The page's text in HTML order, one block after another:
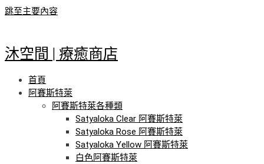
跳至主要內容
沐空間 | 療癒商店
首頁
阿賽斯特萊
阿賽斯特萊各種類
Satyaloka Clear 阿賽斯特萊
Satyaloka Rose 阿賽斯特萊
Satyaloka Yellow 阿賽斯特萊
白色阿賽斯特萊